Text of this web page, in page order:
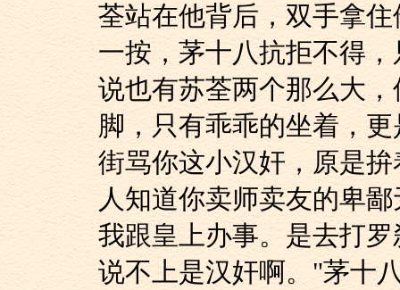
荃站在他背后，双手拿
一按，茅十八抗拒不得
说也有苏荃两个那么大
脚，只有乖乖的坐着，
街骂你这小汉奸，原是
人知道你卖师卖友的卑
我跟皇上办事。是去打
说不上是汉奸啊。"茅十